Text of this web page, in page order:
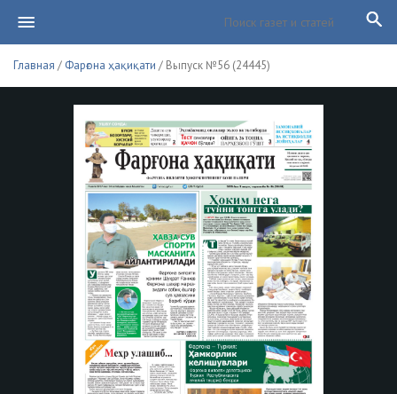
Главная / Фарғона ҳақиқати / Выпуск №56 (24445)